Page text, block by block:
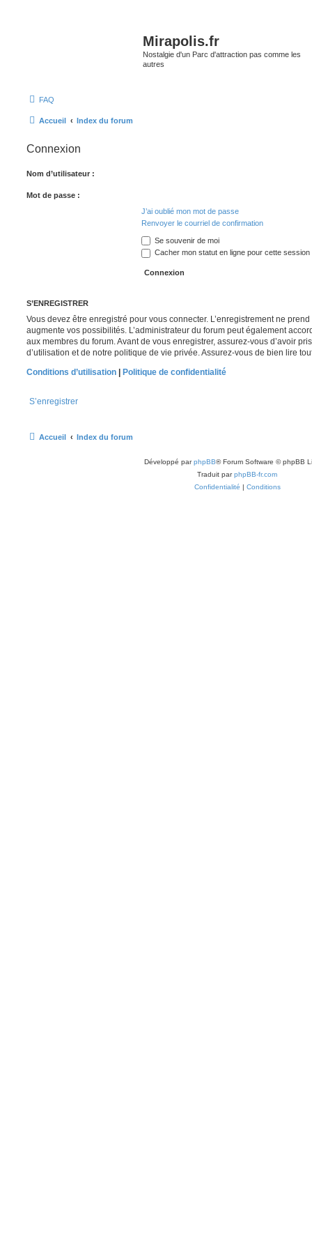
Mirapolis.fr
Nostalgie d'un Parc d'attraction pas comme les
autres
FAQ
Accueil Index du forum
Connexion
Nom d’utilisateur :
Mot de passe :
J’ai oublié mon mot de passe
Renvoyer le courriel de confirmation
Se souvenir de moi
Cacher mon statut en ligne pour cette session
S’ENREGISTRER
Vous devez être enregistré pour vous connecter. L’enregistrement ne
augmente vos possibilités. L’administrateur du forum peut également
aux membres du forum. Avant de vous enregistrer, assurez-vous d’avoir
d’utilisation et de notre politique de vie privée. Assurez-vous de bien lire
Conditions d’utilisation
Politique de confidentialité
S’enregistrer
Accueil Index du forum
Développé parphpBB® Forum Software © phpBB
Traduit parphpBB-fr.com
Confidentialité | Conditions